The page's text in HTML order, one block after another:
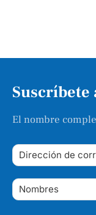
El nombre